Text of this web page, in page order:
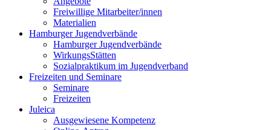
Freiwillige Mitarbeiter/innen
Materialien
Hamburger Jugendverbände
Hamburger Jugendverbände
WirkungsStätten
Sozialpraktikum im Jugendverband
Freizeiten und Seminare
Seminare
Freizeiten
Juleica
Ausgewiesene Kompetenz